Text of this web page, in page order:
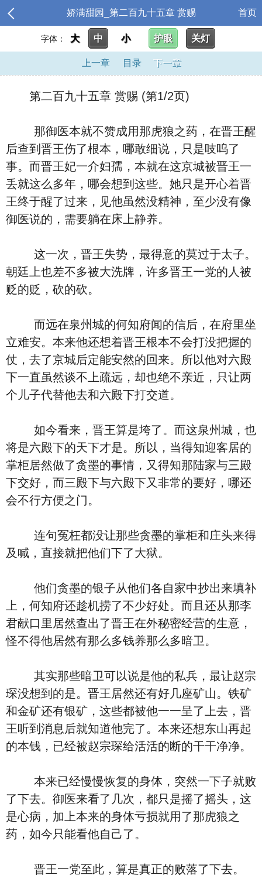
娇满甜园_第二百九十五章 赏赐 首页
字体： 大 中 小 护眼 关灯
上一章 目录 下一章
第二百九十五章 赏赐 (第1/2页)
那御医本就不赞成用那虎狼之药，在晋王醒
后查到晋王伤了根本，哪敢细说，只是吱呜了
事。而晋王妃一介妇孺，本就在这京城被晋王一
丢就这么多年，哪会想到这些。她只是开心着晋
王终于醒了过来，见他虽然没精神，至少没有像
御医说的，需要躺在床上静养。
这一次，晋王失势，最得意的莫过于太子。
朝廷上也差不多被大洗牌，许多晋王一党的人被
贬的贬，砍的砍。
而远在泉州城的何知府闻的信后，在府里坐
立难安。本来他还想着晋王根本不会打没把握的
仗，去了京城后定能安然的回来。所以他对六殿
下一直虽然谈不上疏远，却也绝不亲近，只让两
个儿子代替他去和六殿下打交道。
如今看来，晋王算是垮了。而这泉州城，也
将是六殿下的天下才是。所以，当得知迎客居的
掌柜居然做了贪墨的事情，又得知那陆家与三殿
下交好，而三殿下与六殿下又非常的要好，哪还
会不行方便之门。
连句冤枉都没让那些贪墨的掌柜和庄头来得
及喊，直接就把他们下了大狱。
他们贪墨的银子从他们各自家中抄出来填补
上，何知府还趁机捞了不少好处。而且还从那李
君献口里居然查出了晋王在外秘密经营的生意，
怪不得他居然有那么多钱养那么多暗卫。
其实那些暗卫可以说是他的私兵，最让赵宗
琛没想到的是。晋王居然还有好几座矿山。铁矿
和金矿还有银矿，这些都被他一一呈了上去，晋
王听到消息后就知道他完了。本来还想东山再起
的本钱，已经被赵宗琛给活活的断的干干净净。
本来已经慢慢恢复的身体，突然一下子就败
了下去。御医来看了几次，都只是摇了摇头，这
是心病，加上本来的身体亏损就用了那虎狼之
药，如今只能看他自己了。
晋王一党至此，算是真正的败落了下去。